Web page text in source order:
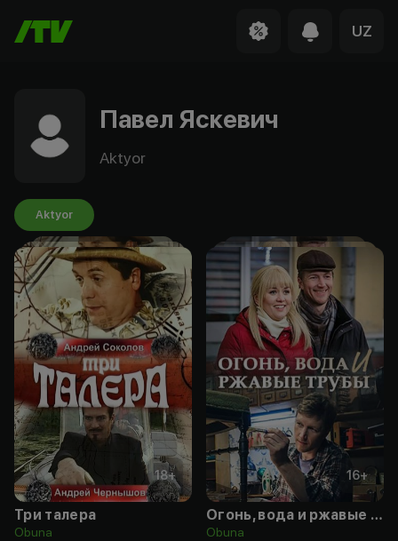
UZ
Павел Яскевич
Aktyor
Aktyor
18+
Три талера
Obuna
16+
Огонь, вода и ржавые трубы
Obuna